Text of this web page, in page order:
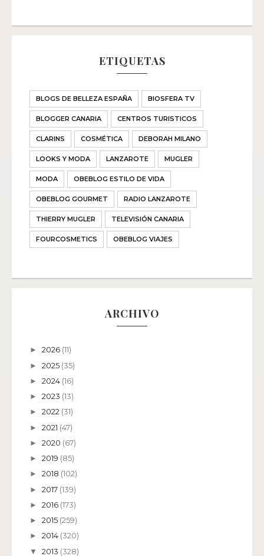
ETIQUETAS
BLOGS DE BELLEZA ESPAÑA BIOSFERA TV
BLOGGER CANARIA CENTROS TURISTICOS
CLARINS COSMÉTICA DEBORAH MILANO
LOOKS Y MODA LANZAROTE MUGLER
MODA OBEBLOG ESTILO DE VIDA
OBEBLOG GOURMET RADIO LANZAROTE
THIERRY MUGLER TELEVISIÓN CANARIA
FOURCOSMETICS OBEBLOG VIAJES
ARCHIVO
► 2026 (11)
► 2025 (35)
► 2024 (16)
► 2023 (13)
► 2022 (31)
► 2021 (47)
► 2020 (67)
► 2019 (85)
► 2018 (102)
► 2017 (139)
► 2016 (173)
► 2015 (259)
► 2014 (320)
▼ 2013 (328)